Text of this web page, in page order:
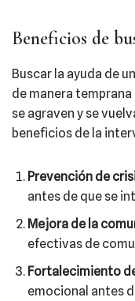
Beneficios de
Buscar la ayuda de
de manera
se agraven y se
beneficios de la
Prevención de
antes de que se
Mejora de la
efectivas de
Fortalecimiento
emocional antes